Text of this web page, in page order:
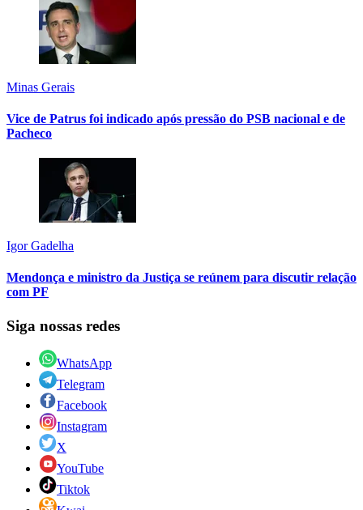
Minas Gerais
Vice de Patrus foi indicado após pressão do PSB nacional e de
Pacheco
Igor Gadelha
Mendonça e ministro da Justiça se reúnem para discutir relação
com PF
Siga nossas redes
WhatsApp
Telegram
Facebook
Instagram
X
YouTube
Tiktok